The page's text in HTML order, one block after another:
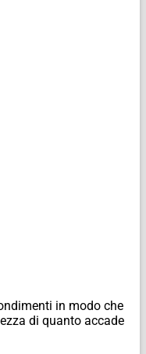
in modo che
di quanto accade